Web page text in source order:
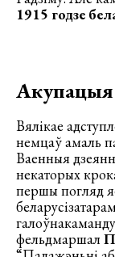
1915 годзе
Акупацыя
Вялікае
немцаў амаль
Ваенныя
некаторых
першы погляд
фельдмаршал